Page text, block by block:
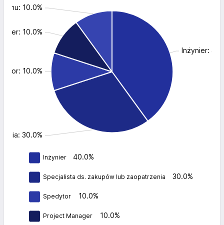
Inżynier:
30.0%
10.0%
10.0%
10.0%
Inżynier 40.0%
Specjalista ds. zakupów lub zaopatrzenia 30.0%
Spedytor 10.0%
Project Manager 10.0%